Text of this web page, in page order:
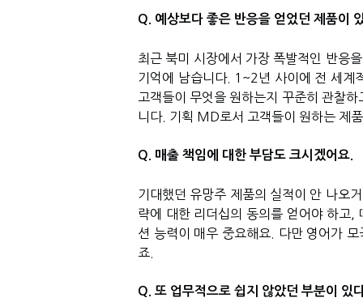
Q. 예상보다 좋은 반응을 얻었던 제품이
최근 북미 시장에서 가장 폭발적인 반응
기억에 남습니다. 1~2년 사이에 전 세계
고객들이 무엇을 원하는지 꾸준히 관찰
니다. 기획 MD로서 고객들이 원하는 제
Q. 매출 책임에 대한 부담도 크시겠어요.
기대했던 유망주 제품의 실적이 안 나오
략에 대한 리더십의 동의를 얻어야 하고,
션 능력이 매우 중요해요. 다만 영어가
죠.
Q. 또 업무적으로 쉽지 않았던 부분이 있